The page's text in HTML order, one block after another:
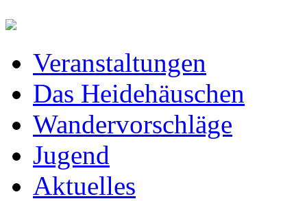
Veranstaltungen
Das Heidehäuschen
Wandervorschläge
Jugend
Aktuelles